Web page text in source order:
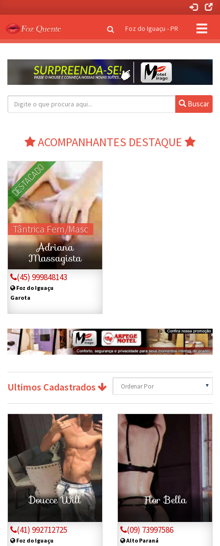
Clique
para
Foz do Iguaçu - PR
Buscar
ACOMPANHANTES DESTAQUE
Adriana
Massagista
DESTACADO
Tântrica Fem/Masc
(45) 999848143
Foz do Iguaçu
Garota
Ultimos Cadastrados
Doucce Will
(41) 992712725
Foz do Iguaçu
Flor Bella
(09) 73997586
Alto Paraná